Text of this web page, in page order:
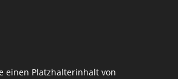
einen Platzhalterinhalt von